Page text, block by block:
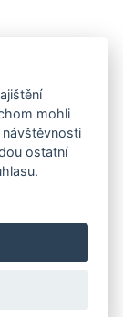
nemusí nutně
mohli
ostatní